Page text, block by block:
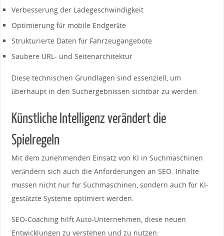
Verbesserung der Ladegeschwindigkeit
Optimierung für mobile Endgeräte
Strukturierte Daten für Fahrzeugangebote
Saubere URL- und Seitenarchitektur
Diese technischen Grundlagen sind essenziell, um
überhaupt in den Suchergebnissen sichtbar zu werden.
Künstliche Intelligenz verändert die
Spielregeln
Mit dem zunehmenden Einsatz von KI in Suchmaschinen
verändern sich auch die Anforderungen an SEO. Inhalte
müssen nicht nur für Suchmaschinen, sondern auch für KI-
gestützte Systeme optimiert werden.
SEO-Coaching hilft Auto-Unternehmen, diese neuen
Entwicklungen zu verstehen und zu nutzen: